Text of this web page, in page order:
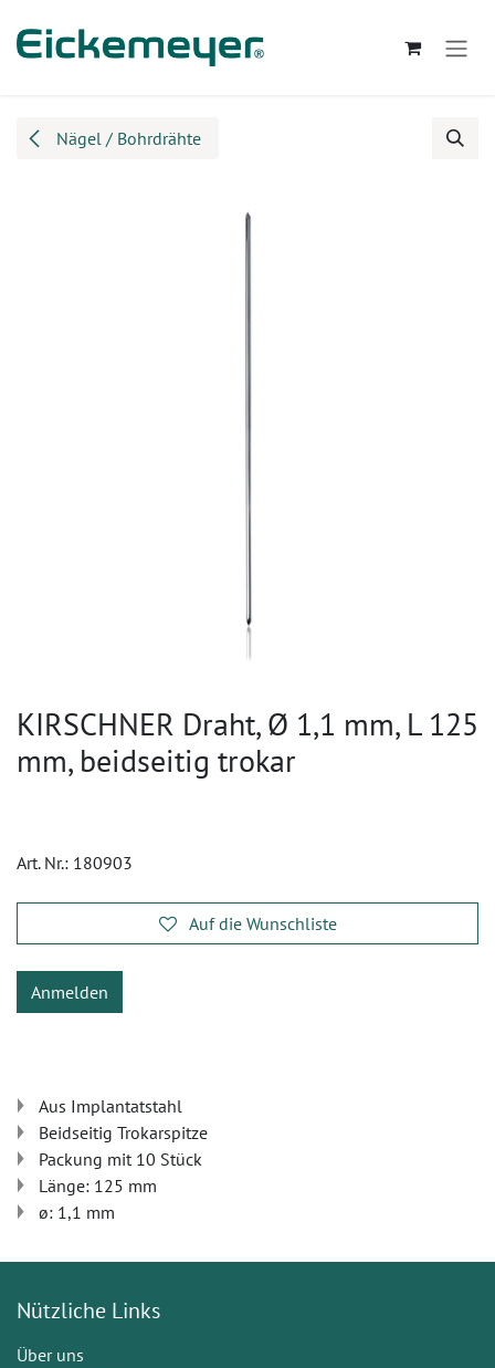
Nägel / Bohrdrähte
KIRSCHNER Draht, Ø 1,1 mm, L 125
mm, beidseitig trokar
Art. Nr.: 180903
Auf die Wunschliste
Anmelden
Aus Implantatstahl
Beidseitig Trokarspitze
Packung mit 10 Stück
Länge: 125 mm
ø: 1,1 mm
Nützliche Links
Über uns